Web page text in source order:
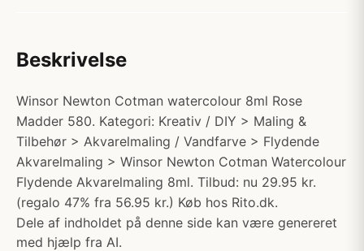
Beskrivelse
Winsor Newton Cotman watercolour 8ml Rose
Madder 580. Kategori: Kreativ / DIY > Maling &
Tilbehør > Akvarelmaling / Vandfarve > Flydende
Akvarelmaling > Winsor Newton Cotman Watercolour
Flydende Akvarelmaling 8ml. Tilbud: nu 29.95 kr.
(regalo 47% fra 56.95 kr.) Køb hos Rito.dk.
Dele af indholdet på denne side kan være genereret
med hjælp fra AI.